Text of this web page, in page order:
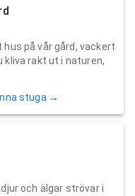
på vår gård, vackert
kliva rakt ut i naturen,
stuga →
och älgar strövar i